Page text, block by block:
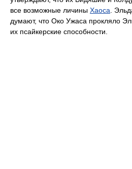
все возможные личины Хаоса .
думают, что Око Ужаса прокляло
их псайкерские способности.